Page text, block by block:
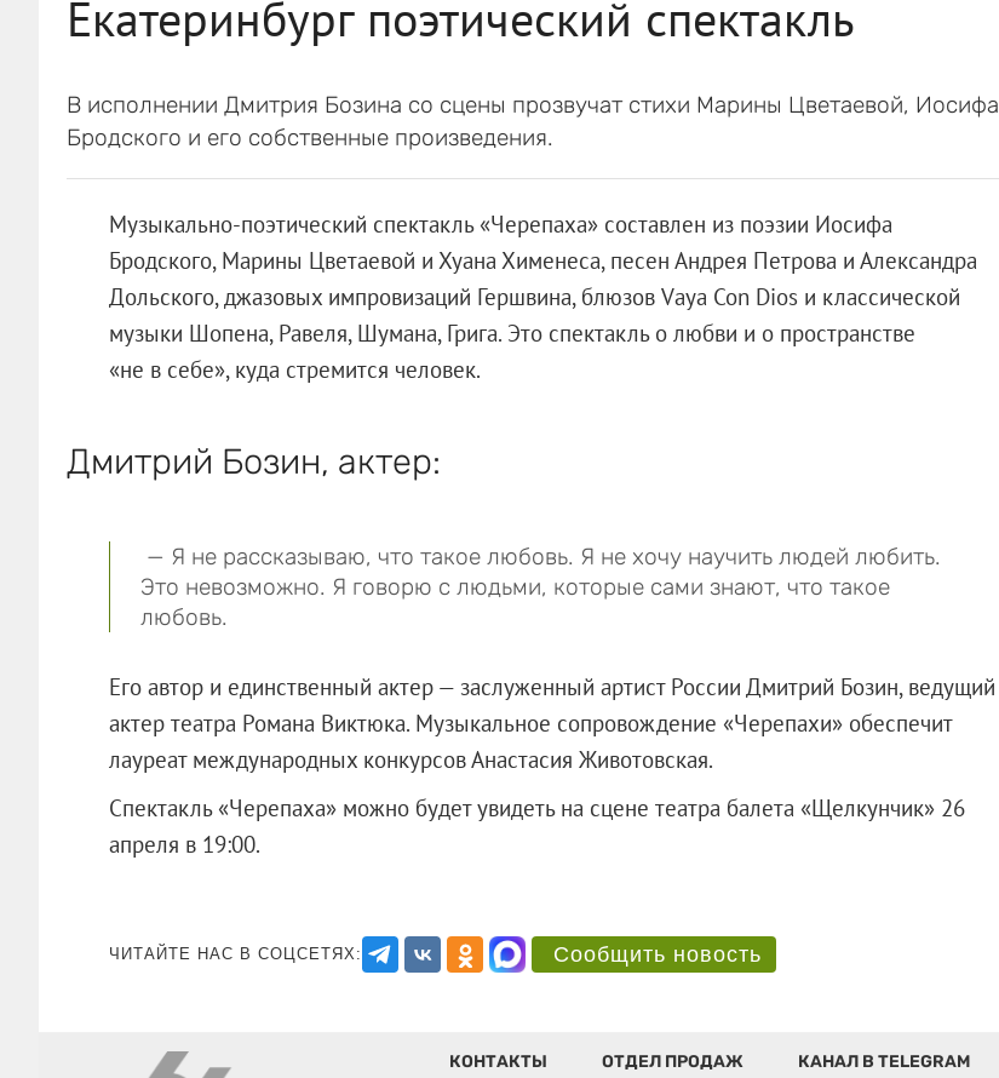
Екатеринбург поэтический спектакль
В исполнении Дмитрия Бозина со сцены прозвучат стихи Марины Цветаевой, Иосифа
Бродского и его собственные произведения.
Музыкально-поэтический спектакль «Черепаха» составлен из поэзии Иосифа
Бродского, Марины Цветаевой и Хуана Хименеса, песен Андрея Петрова и Александра
Дольского, джазовых импровизаций Гершвина, блюзов Vауа Соn Dios и классической
музыки Шопена, Равеля, Шумана, Грига. Это спектакль о любви и о пространстве
«не в себе», куда стремится человек.
Дмитрий Бозин, актер:
— Я не рассказываю, что такое любовь. Я не хочу научить людей любить.
Это невозможно. Я говорю с людьми, которые сами знают, что такое
любовь.
Его автор и единственный актер — заслуженный артист России Дмитрий Бозин, ведущий
актер театра Романа Виктюка. Музыкальное сопровождение «Черепахи» обеспечит
лауреат международных конкурсов Анастасия Животовская.
Спектакль «Черепаха» можно будет увидеть на сцене театра балета «Щелкунчик» 26
апреля в 19:00.
ЧИТАЙТЕ НАС В СОЦСЕТЯХ: Сообщить новость
КОНТАКТЫ ОТДЕЛ ПРОДАЖ КАНАЛ В TELEGRAM